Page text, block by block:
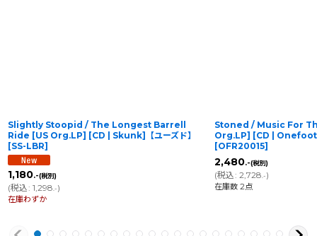
Slightly Stoopid / The Longest Barrell
Ride [US Org.LP] [CD | Skunk]【ユーズド】
[SS-LBR]
1,180.-(税別)
(税込: 1,298 .-)
在庫わずか
Stoned / Music For
Org.LP] [CD | Onefoot]
[OFR20015]
2,480.-(税別)
(税込: 2,728.-)
在庫数 2点